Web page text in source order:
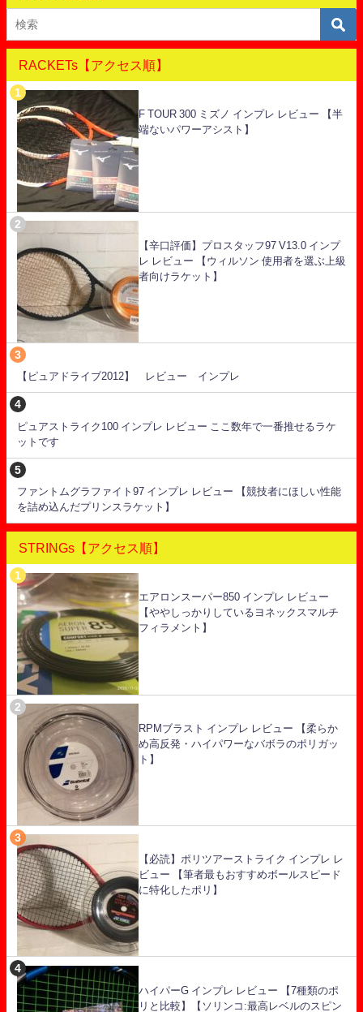
RACKETs【アクセス順】
F TOUR 300 ミズノ インプレ レビュー 【半
端ないパワーアシスト】
【辛口評価】プロスタッフ97 V13.0 インプ
レ レビュー 【ウィルソン 使用者を選ぶ上級
者向けラケット】
【ピュアドライブ2012】 レビュー インプレ
ピュアストライク100 インプレ レビュー ここ数年で一番推せるラケ
ットです
ファントムグラファイト97 インプレ レビュー 【競技者にほしい性能
を詰め込んだプリンスラケット】
STRINGs【アクセス順】
エアロンスーパー850 インプレ レビュー
【ややしっかりしているヨネックスマルチ
フィラメント】
RPMブラスト インプレ レビュー 【柔らか
め高反発・ハイパワーなバボラのポリガッ
ト】
【必読】ポリツアーストライク インプレ レ
ビュー 【筆者最もおすすめボールスピード
に特化したポリ】
ハイパーG インプレ レビュー 【7種類のポ
リと比較】【ソリンコ:最高レベルのスピン